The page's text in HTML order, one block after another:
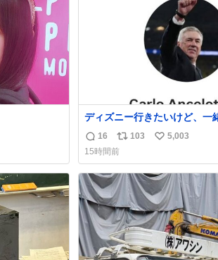
脱走しないし逃げないし走ら
ディズニー行きたいけど、一
のいい友達が居ない…
返
信
数
16
リ
ポ
ス
ト
数
103
い
ね
数
5,003
15時間前